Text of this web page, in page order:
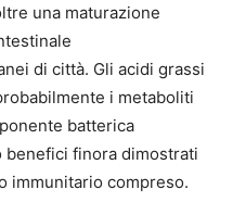
una maturazione
di città. Gli acidi grassi
i metaboliti
batterica
benefici finora dimostrati
immunitario compreso.